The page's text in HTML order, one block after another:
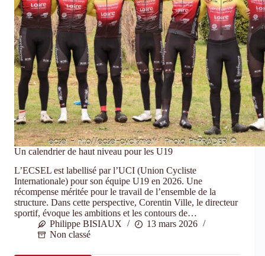
Un calendrier de haut niveau pour les U19
L’ECSEL est labellisé par l’UCI (Union Cycliste
Internationale) pour son équipe U19 en 2026. Une
récompense méritée pour le travail de l’ensemble de la
structure. Dans cette perspective, Corentin Ville, le directeur
sportif, évoque les ambitions et les contours de…
Philippe BISIAUX
13 mars 2026
Non classé